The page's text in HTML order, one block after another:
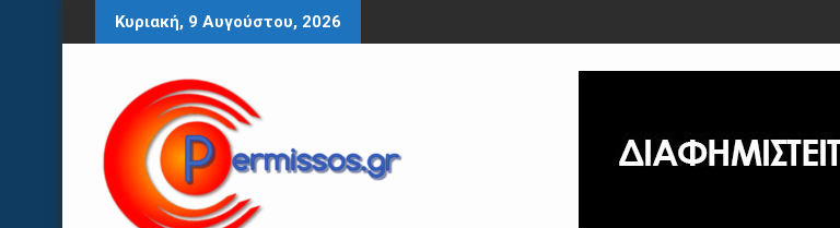
Περάστε
στο
Κυριακή, 9 Αυγούστου, 2026